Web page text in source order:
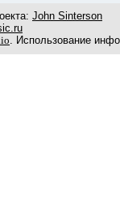
John Sinterson
. Использование